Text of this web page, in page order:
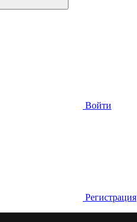
Войти
Регистрация